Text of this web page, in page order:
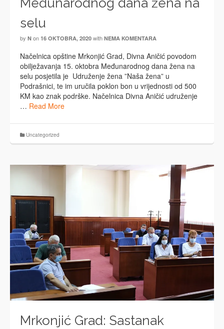
Međunarodnog dana žena na
selu
by N on 16 OKTOBRA, 2020 with NEMA KOMENTARA
Načelnica opštine Mrkonjić Grad, Divna Aničić povodom
obilježavanja 15. oktobra Međunarodnog dana žena na
selu posjetila je Udruženje žena ”Naša žena” u
Podrašnici, te im uručila poklon bon u vrijednosti od 500
KM kao znak podrške. Načelnica Divna Aničić udruženje
… Read More
Uncategorized
Mrkonjić Grad: Sastanak